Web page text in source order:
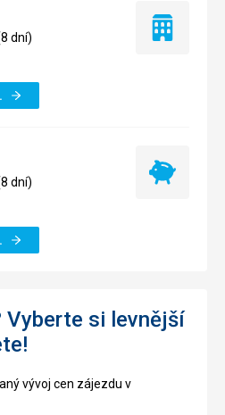
dní)
Pouze
dní)
Nejlevnější
si levnější
vývoj cen zájezdu v